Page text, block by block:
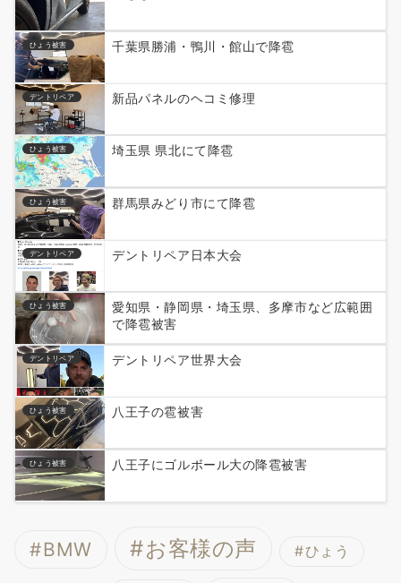
ひょう被害 千葉県勝浦・鴨川・館山で降雹
デントリペア 新品パネルのヘコミ修理
ひょう被害 埼玉県 県北にて降雹
ひょう被害 群馬県みどり市にて降雹
デントリペア デントリペア日本大会
ひょう被害
愛知県・静岡県・埼玉県、多摩市など広範囲
で降雹被害
デントリペア デントリペア世界大会
ひょう被害 八王子の雹被害
ひょう被害 八王子にゴルボール大の降雹被害
BMW お客様の声 ひょう